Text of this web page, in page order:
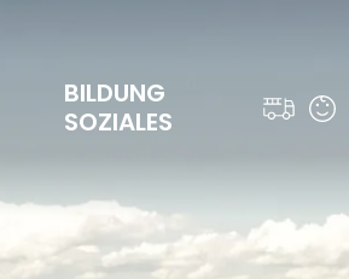
BILDUNG
SOZIALES